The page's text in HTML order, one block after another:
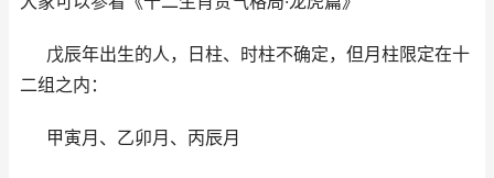
戊辰年出生的人，日柱、时柱不确定，但月柱限定在十
二组之内：
甲寅月、乙卯月、丙辰月